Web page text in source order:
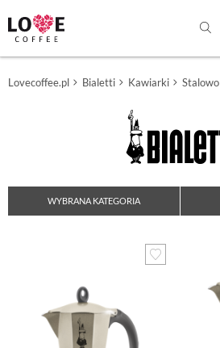
Lovecoffee.pl Bialetti Kawiarki
WYBRANA KATEGORIA